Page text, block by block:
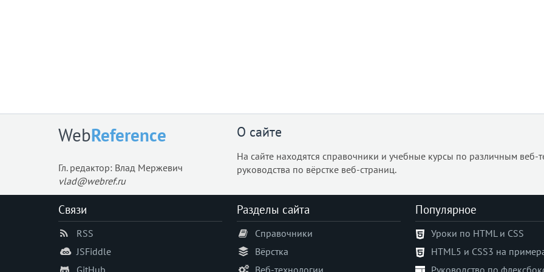
WebReference
Гл. редактор: Влад Мержевич
vlad@webref.ru
О сайте
На сайте находятся справочники и учебные курсы по различным веб-
руководства по вёрстке веб-страниц.
Связи
RSS
JSFiddle
Разделы сайта
Справочники
Вёрстка
Популярное
Уроки по HTML и CSS
HTML5 и CSS3 на